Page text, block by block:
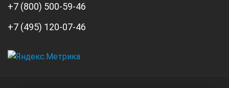
+7 (800) 500-59-46
+7 (495) 120-07-46